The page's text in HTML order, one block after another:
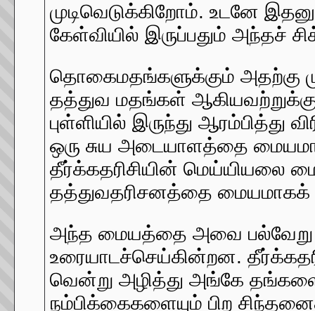
முடிவெடுக்கிறோம். உடனே
கேள்வியில் இருப்பதும் அந்தச்
தொகைமதங்களுக்கும் அதற்கு
தத்துவ மதங்கள்
புள்ளியில் இருந்து
ஒரு சுய அடையாளத்தை
தீர்க்கதரிசியின்
தத்துவதரிசனத்தை
அந்த மையத்தை அவை பல்வேறு
உரையாடச்செய்கின்றன.
வென்று அழித்து அங்கே
நம்பிக்கைகளையும் பிற